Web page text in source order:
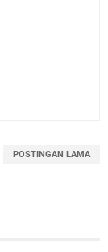
POSTINGAN LAMA